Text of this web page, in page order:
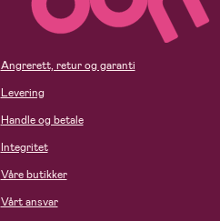
Angrerett, retur og garanti
Levering
Handle og betale
Integritet
Våre butikker
Vårt ansvar